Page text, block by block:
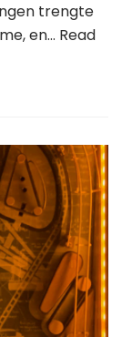
trengte
en… Read